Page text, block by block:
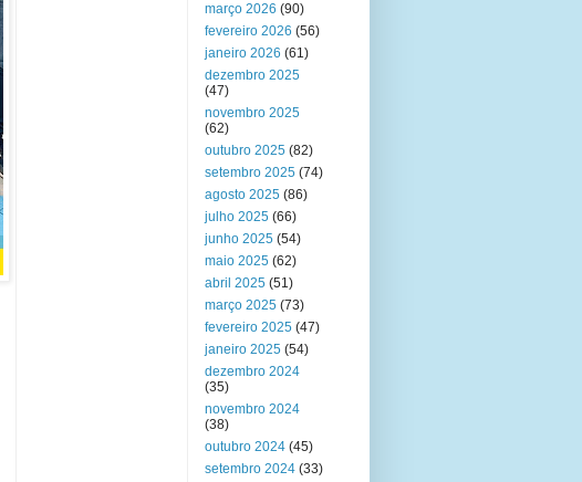
março 2026 (90)
fevereiro 2026 (56)
janeiro 2026 (61)
dezembro 2025
(47)
novembro 2025
(62)
outubro 2025 (82)
setembro 2025 (74)
agosto 2025 (86)
julho 2025 (66)
junho 2025 (54)
maio 2025 (62)
abril 2025 (51)
março 2025 (73)
fevereiro 2025 (47)
janeiro 2025 (54)
dezembro 2024
(35)
novembro 2024
(38)
outubro 2024 (45)
setembro 2024 (33)